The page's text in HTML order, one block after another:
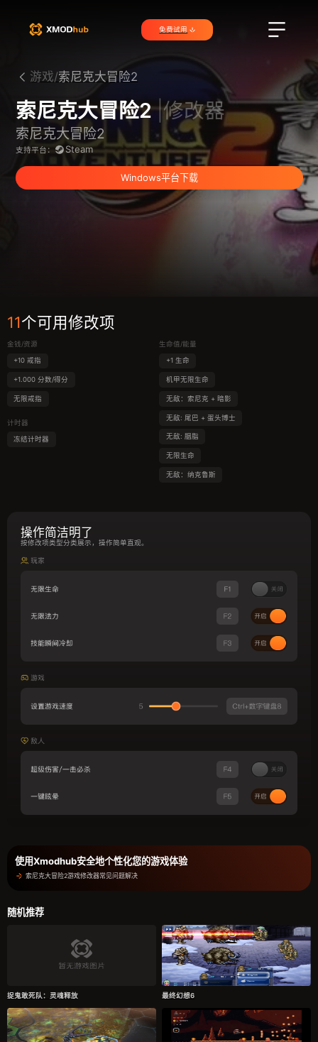
免费试用
游戏/索尼克大冒险2
索尼克大冒险2 |修改器
索尼克大冒险2
支持平台： Steam
Windows平台下载
11个可用修改项
金钱/资源
+10 戒指
+1.000 分数/得分
无限戒指
计时器
冻结计时器
生命值/能量
+1 生命
机甲无限生命
无敌：索尼克 + 暗影
无敌: 尾巴 + 蛋头博士
无敌: 胭脂
无限生命
无敌：纳克鲁斯
操作简洁明了
按修改项类型分类展示，操作简单直观。
使用Xmodhub安全地个性化您的游戏体验
索尼克大冒险2游戏修改器常见问题解决
随机推荐
捉鬼敢死队：灵魂释放 最终幻想6